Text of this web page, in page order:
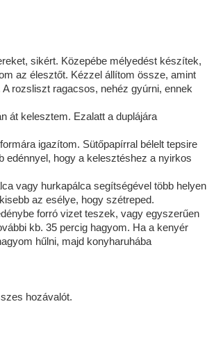
sikért. Közepébe mélyedést készítek,
az élesztőt. Kézzel állítom össze, amint
rozsliszt ragacsos, nehéz gyúrni, ennek
át kelesztem. Ezalatt a duplájára
igazítom. Sütőpapírral bélelt tepsire
edénnyel, hogy a kelesztéshez a nyirkos
vagy hurkapálca segítségével több helyen
az esélye, hogy szétreped.
forró vizet teszek, vagy egyszerűen
kb. 35 percig hagyom. Ha a kenyér
hűlni, majd konyharuhába
hozávalót.